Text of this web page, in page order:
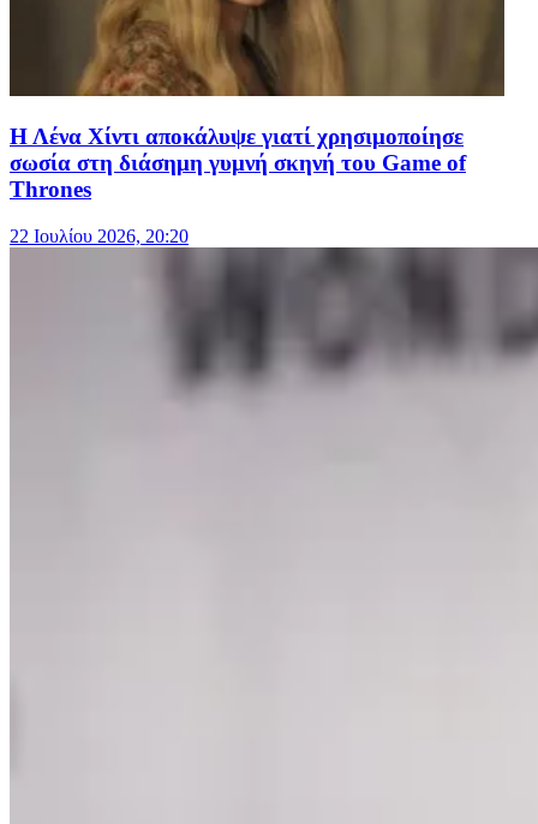
Η Λένα Χίντι αποκάλυψε γιατί χρησιμοποίησε
σωσία στη διάσημη γυμνή σκηνή του Game of
Thrones
22 Ιουλίου 2026, 20:20